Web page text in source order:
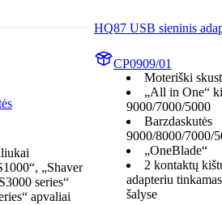
„Shaver
series“
apvaliai
HQ87 USB sieninis
CP0909/01
Moteriški
„All in One“
9000/7000/5000
Barzdaskutės
9000/8000/7000/
„OneBlade“
2 kontaktų
adapteriu
šalyse